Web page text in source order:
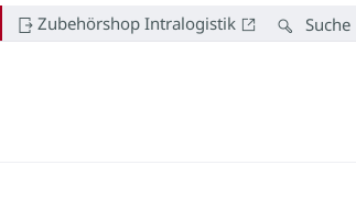
Suche
Zubehörshop Intralogistik